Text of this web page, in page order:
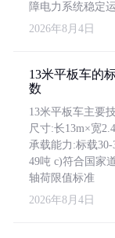
障电力系统稳定运
2026年8月4日
13米平板车的
数
13米平板车主要
尺寸:长13m×宽
承载能力:标载
49吨 c)符合国家
轴荷限值标准
2026年8月4日